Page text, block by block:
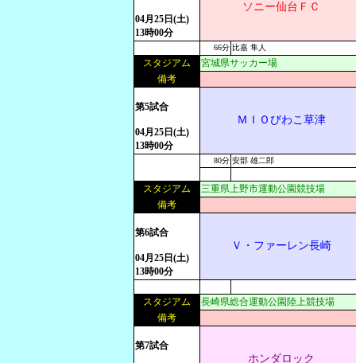
04月25日(土)
13時00分
ソニー仙台ＦＣ
66分 比嘉 隼人
スタジアム
宮城県サッカー場
備考
第5試合
04月25日(土)
13時00分
ＭＩＯびわこ草津
80分 安部 雄二郎
スタジアム
三重県上野市運動公園競技場
備考
第6試合
04月25日(土)
13時00分
Ｖ・ファーレン長崎
スタジアム
長崎県総合運動公園陸上競技場
備考
第7試合
ホンダロック